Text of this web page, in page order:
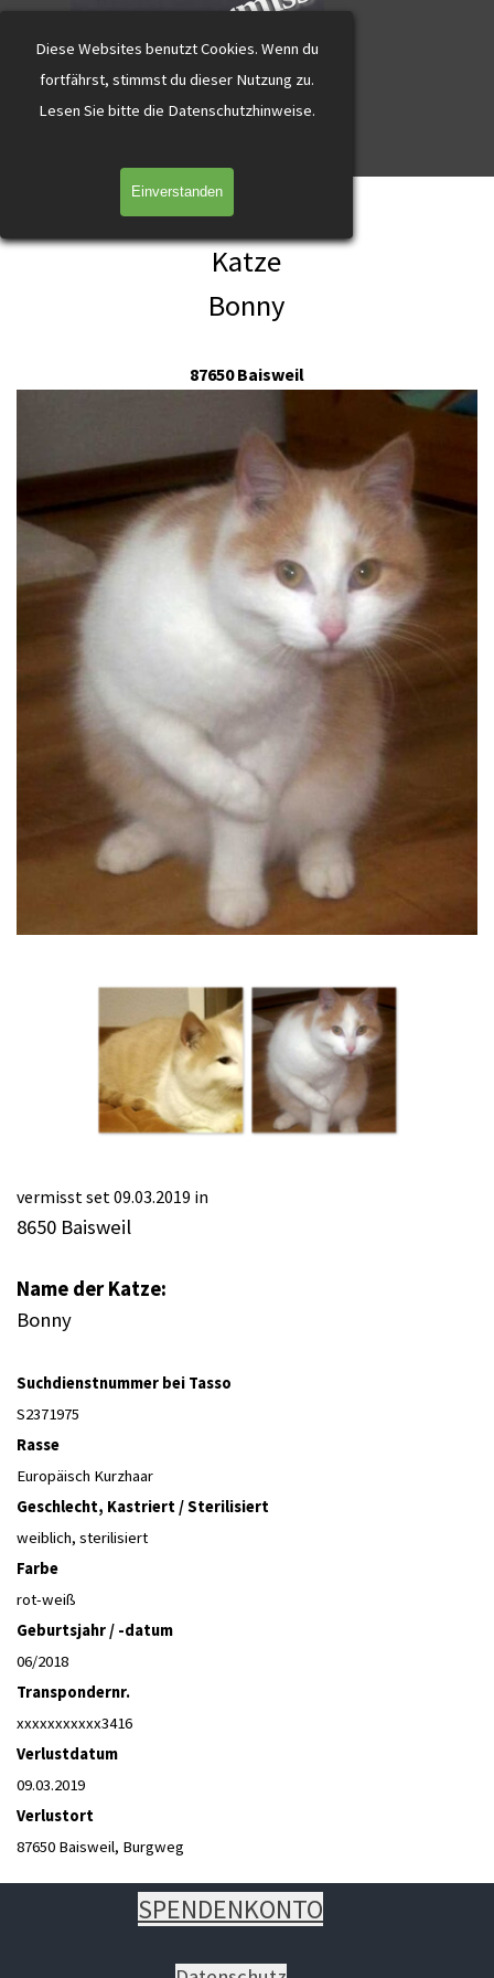
Diese Websites benutzt Cookies. Wenn du
fortfährst, stimmst du dieser Nutzung zu.
Lesen Sie bitte die Datenschutzhinweise.
Einverstanden
Direkt zum Seiteninhalt
Bonny Baisweil rot mit weiss
Katze
Bonny
87650 Baisweil
vermisst set 09.03.2019 in
8650 Baisweil
Name der Katze:
Bonny
Suchdienstnummer bei Tasso
S2371975
Rasse
Europäisch Kurzhaar
Geschlecht, Kastriert / Sterilisiert
weiblich, sterilisiert
Farbe
rot-weiß
Geburtsjahr / -datum
06/2018
Transpondernr.
xxxxxxxxxxx3416
Verlustdatum
09.03.2019
Verlustort
87650 Baisweil, Burgweg
SPENDENKONTO